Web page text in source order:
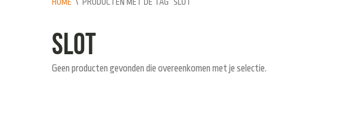
HOME \ PRODUCTEN MET DE TAG “SLOT”
slot
Geen producten gevonden die overeenkomen met je selectie.